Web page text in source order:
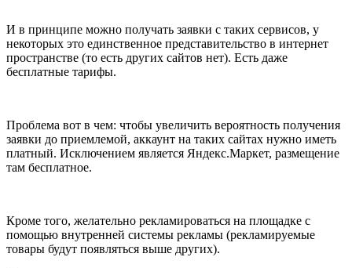
И в принципе можно получать заявки с таких сервисов, у
некоторых это единственное представительство в интернет
пространстве (то есть других сайтов нет). Есть даже
бесплатные тарифы.
Проблема вот в чем: чтобы увеличить вероятность получения
заявки до приемлемой, аккаунт на таких сайтах нужно иметь
платный. Исключением является Яндекс.Маркет, размещение
там бесплатное.
Кроме того, желательно рекламироваться на площадке с
помощью внутренней системы рекламы (рекламируемые
товары будут появляться выше других).